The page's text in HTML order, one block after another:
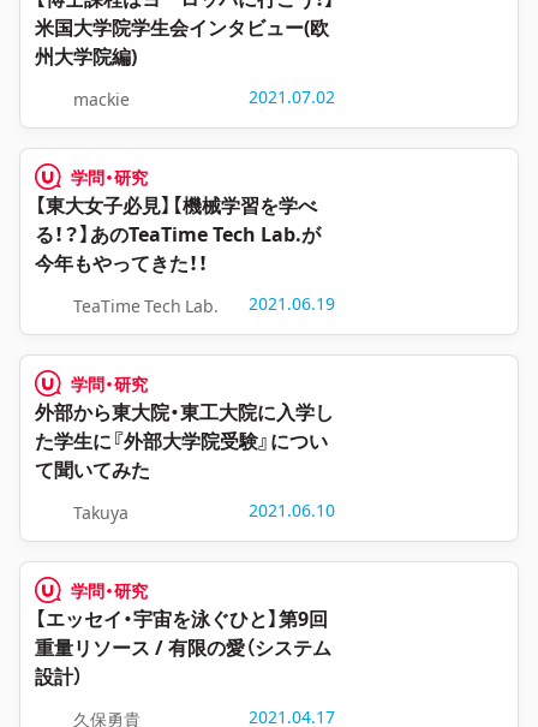
米国大学院学生会インタビュー(欧
州大学院編)
mackie 2021.07.02
学問・研究
【東大女子必見】【機械学習を学べ
る！？】あのTeaTime Tech Lab.が
今年もやってきた！！
TeaTime Tech Lab. 2021.06.19
学問・研究
外部から東大院・東工大院に入学し
た学生に『外部大学院受験』につい
て聞いてみた
Takuya 2021.06.10
学問・研究
【エッセイ・宇宙を泳ぐひと】第9回
重量リソース / 有限の愛（システム
設計）
久保勇貴 2021.04.17